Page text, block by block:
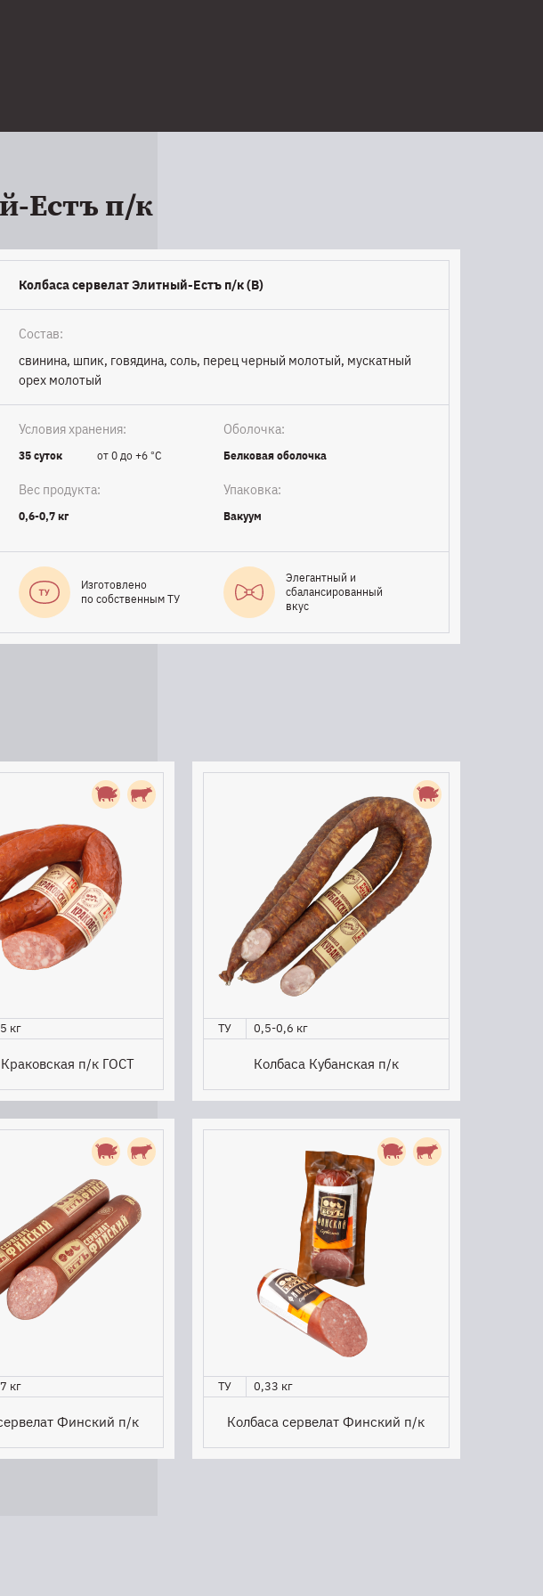
Естъ п/к
Колбаса сервелат Элитный-Естъ п/к (В)
Состав:
свинина, шпик, говядина, соль, перец черный молотый, мускатный
орех молотый
Условия хранения:
35 суток от 0 до +6 °C
Оболочка:
Белковая оболочка
Вес продукта:
0,6-0,7 кг
Упаковка:
Вакуум
Изготовлено
по собственным ТУ
Элегантный и
сбалансированный
вкус
кг
п/к ГОСТ
ТУ 0,5-0,6 кг
Колбаса Кубанская п/к
кг
Финский п/к
ТУ 0,33 кг
Колбаса сервелат Финский п/к